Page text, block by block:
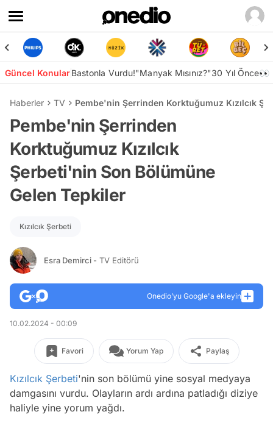
Güncel KonularBastonla Vurdu!"Manyak Mısınız?"30 Yıl Önce👀
Haberler TV Pembe'nin Şerrinden Korktuğumuz Kızılcık
Pembe'nin Şerrinden
Korktuğumuz Kızılcık
Şerbeti'nin Son Bölümüne
Gelen Tepkiler
Kızılcık Şerbeti
Esra Demirci - TV Editörü
Onedio’yu Google'a ekleyin
10.02.2024 - 00:09
Favori Yorum Yap Paylaş
Kızılcık Şerbeti'nin son bölümü yine sosyal medyaya
damgasını vurdu. Olayların ardı ardına patladığı diziye
haliyle yine yorum yağdı.